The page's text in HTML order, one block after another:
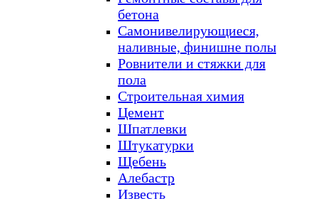
бетона
Самонивелирующиеся,
наливные, финишне полы
Ровнители и стяжки для
пола
Строительная химия
Цемент
Шпатлевки
Штукатурки
Щебень
Алебастр
Известь